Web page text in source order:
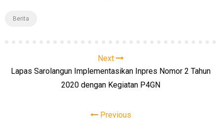
Berita
Next
Lapas Sarolangun Implementasikan Inpres Nomor 2 Tahun
2020 dengan Kegiatan P4GN
Previous